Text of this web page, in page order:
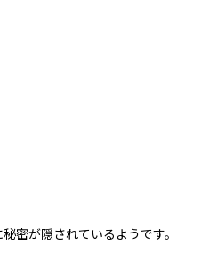
密が隠されているようです。